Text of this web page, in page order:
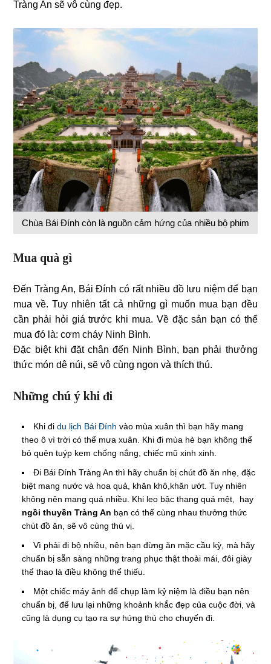
Tràng An sẽ vô cùng đẹp.
Chùa Bái Đính còn là nguồn cảm hứng của nhiều bộ phim
Mua quà gì
Đến Tràng An, Bái Đính có rất nhiều đồ lưu niệm để bạn
mua về. Tuy nhiên tất cả những gì muốn mua bạn đều
cần phải hỏi giá trước khi mua. Về đặc sản bạn có thể
mua đó là: cơm cháy Ninh Bình.
Đặc biệt khi đặt chân đến Ninh Bình, bạn phải thưởng
thức món dê núi, sẽ vô cùng ngon và thích thú.
Những chú ý khi đi
Khi đidu lịch Bái Đính vào mùa xuân thì bạn hãy mang
theo ô vì trời có thể mưa xuân. Khi đi mùa hè bạn không thể
bỏ quên tuýp kem chống nắng, chiếc mũ xinh xinh.
Đi Bái Đính Tràng An thì hãy chuẩn bị chút đồ ăn nhẹ, đặc
biệt mang nước và hoa quả, khăn khô,khăn ướt. Tuy nhiên
không nên mang quá nhiều. Khi leo bậc thang quá mệt, hay
ngồi thuyền Tràng An bạn có thể cùng nhau thưởng thức
chút đồ ăn, sẽ vô cùng thú vị.
Vì phải đi bộ nhiều, nên bạn đừng ăn mặc cầu kỳ, mà hãy
chuẩn bị sẵn sàng những trang phục thật thoải mái, đôi giày
thể thao là điều không thể thiếu.
Một chiếc máy ảnh để chụp làm kỷ niệm là điều bạn nên
chuẩn bị, để lưu lại những khoảnh khắc đẹp của cuộc đời, và
cũng là dụng cụ tạo ra sự hứng thú cho chuyến đi.